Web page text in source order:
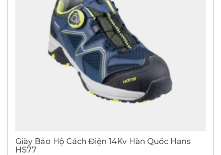
Giày Bảo Hộ Cách Điện 14Kv Hàn Quốc Hans
HS77